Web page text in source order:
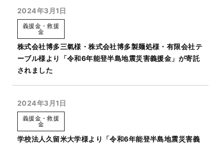
2024年3月1日
義援金・救援
金
株式会社博多三氣様・株式会社博多製麺処様・有限会社テ
ーブル様より「令和6年能登半島地震災害義援金」が寄託
されました
2024年3月1日
義援金・救援
金
学校法人久留米大学様より「令和6年能登半島地震災害義